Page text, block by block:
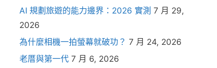
AI 規劃旅遊的能力邊界：2026 實測 7 月 29,
2026
為什麼相機一拍螢幕就破功？ 7 月 24, 2026
老厝與第一代 7 月 6, 2026